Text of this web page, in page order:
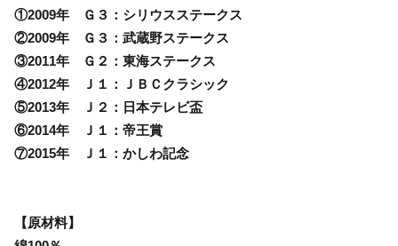
①2009年 Ｇ３：シリウスステークス
②2009年 Ｇ３：武蔵野ステークス
③2011年 Ｇ２：東海ステークス
④2012年 Ｊ１：ＪＢＣクラシック
⑤2013年 Ｊ２：日本テレビ盃
⑥2014年 Ｊ１：帝王賞
⑦2015年 Ｊ１：かしわ記念
【原材料】